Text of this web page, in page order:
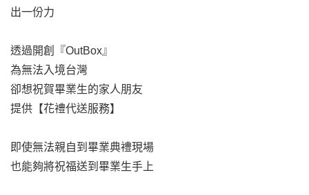
出一份力
透過開創『OutBox』
為無法入境台灣
卻想祝賀畢業生的家人朋友
提供【花禮代送服務】
即使無法親自到畢業典禮現場
也能夠將祝福送到畢業生手上